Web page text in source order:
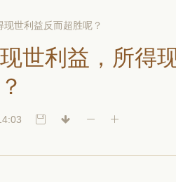
世利益反而超胜呢？
世利益，所得